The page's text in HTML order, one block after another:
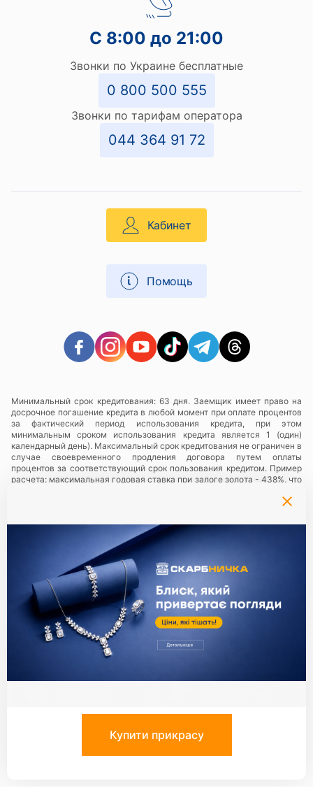
С 8:00 до 21:00
Звонки по Украине бесплатные
0 800 500 555
Звонки по тарифам оператора
044 364 91 72
Кабинет
Помощь
Минимальный срок кредитования: 63 дня. Заемщик имеет право на
досрочное погашение кредита в любой момент при оплате процентов
за фактический период использования кредита, при этом
минимальным сроком использования кредита является 1 (один)
календарный день). Максимальный срок кредитования не ограничен в
случае своевременного продления договора путем оплаты
процентов за соответствующий срок пользования кредитом. Пример
расчета: максимальная годовая ставка при залоге золота - 438%, что
грн., плата за пользование кредитом - 1,3% в день, составляющий 13
необходимо будет заплатить сумму в размере 819 грн.
Услуги предоставляются в сети ломбардов «Скарбниця ТМ»
юридические лица и их обособленные подразделения,
предоставляющие ломбардные услуги с использованием торговой
марки (знака для товаров и услуг) «Скарбниця ТМ»..
конфиденциальности.
Партнери:
Единый ключ ко всем сервисам
Приложение Скарбниця Приложение Скарбниця
Все права защищены ©Ломбард«Скарбниця»